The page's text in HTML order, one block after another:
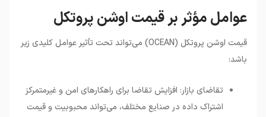
عوامل مؤثر بر قیمت اوشن پروتکل
قیمت اوشن پروتکل (OCEAN) می‌تواند تحت تأثیر عوامل کلیدی زیر
باشد:
تقاضای بازار: افزایش تقاضا برای راهکارهای امن و غیرمتمرکز
اشتراک داده در صنایع مختلف، می‌تواند محبوبیت و قیمت